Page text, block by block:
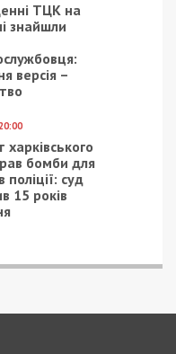
ТЦК на
знайшли
версія –
бомби для
поліції: суд
15 років